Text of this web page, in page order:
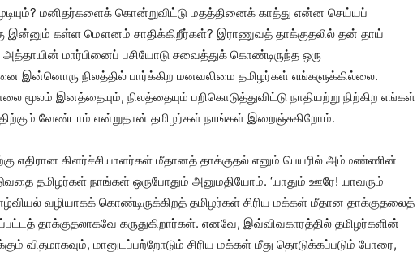
மனிதர்களைக் கொன்றுவிட்டு மதத்தினைக் காத்து என்ன செய்யப்
இன்னும் கள்ள மௌனம் சாதிக்கிறீர்கள்? இராணுவத் தாக்குதலில் தன் தாய்
அத்தாயின் மார்பினைப் பசியோடு சவைத்துக் கொண்டிருந்த ஒரு
இன்னொரு நிலத்தில் பார்க்கிற மனவலிமை தமிழர்கள் எங்களுக்கில்லை.
மூலம் இனத்தையும், நிலத்தையும் பறிகொடுத்துவிட்டு நாதியற்று நிற்கிற எங்கள்
வேண்டாம் என்றுதான் தமிழர்கள் நாங்கள் இறைஞ்சுகிறோம்.
எதிரான கிளர்ச்சியாளர்கள் மீதானத் தாக்குதல் எனும் பெயரில் அம்மண்ணின்
தமிழர்கள் நாங்கள் ஒருபோதும் அனுமதியோம். ‘யாதும் ஊரே! யாவரும்
வழியாகக் கொண்டிருக்கிறத் தமிழர்கள் சிரிய மக்கள் மீதான தாக்குதலைத்
தாக்குதலாகவே கருதுகிறார்கள். எனவே, இவ்விவகாரத்தில் தமிழர்களின்
விதமாகவும், மானுடப்பற்றோடும் சிரிய மக்கள் மீது தொடுக்கப்படும் போரை,